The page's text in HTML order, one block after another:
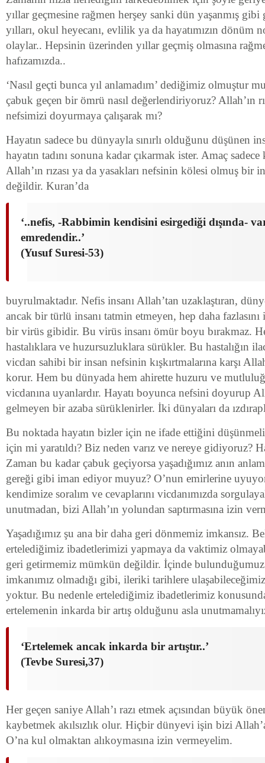
yıllar geçmesine rağmen herşey sanki dün yaşanmış
yılları, okul heyecanı, evlilik ya da hayatımızın dönüm
olaylar.. Hepsinin üzerinden yıllar geçmiş olmasına
hafızamızda..
‘Nasıl geçti bunca yıl anlamadım’ dediğimiz olmuştur
çabuk geçen bir ömrü nasıl değerlendiriyoruz? Allah’ın
nefsimizi doyurmaya çalışarak mı?
Hayatın sadece bu dünyayla sınırlı olduğunu düşünen
hayatın tadını sonuna kadar çıkarmak ister. Amaç
Allah’ın rızası ya da yasakları nefsinin kölesi olmuş bir
değildir. Kuran’da
‘..nefis, -Rabbimin kendisini esirgediği dışında-
emredendir..’
(Yusuf Suresi-53)
buyrulmaktadır. Nefis insanı Allah’tan uzaklaştıran,
ancak bir türlü insanı tatmin etmeyen, hep daha fazlasını
bir virüs gibidir. Bu virüs insanı ömür boyu bırakmaz.
hastalıklara ve huzursuzluklara sürükler. Bu hastalığın
vicdan sahibi bir insan nefsinin kışkırtmalarına karşı
korur. Hem bu dünyada hem ahirette huzuru ve
vicdanına uyanlardır. Hayatı boyunca nefsini doyurup
gelmeyen bir azaba sürüklenirler. İki dünyaları da
Bu noktada hayatın bizler için ne ifade ettiğini
için mi yaratıldı? Biz neden varız ve nereye gidiyoruz?
Zaman bu kadar çabuk geçiyorsa yaşadığımız anın
gereği gibi iman ediyor muyuz? O’nun emirlerine
kendimize soralım ve cevaplarını vicdanımızda
unutmadan, bizi Allah’ın yolundan saptırmasına izin
Yaşadığımız şu ana bir daha geri dönmemiz imkansız.
ertelediğimiz ibadetlerimizi yapmaya da vaktimiz
geri getirmemiz mümkün değildir. İçinde
imkanımız olmadığı gibi, ileriki tarihlere
yoktur. Bu nedenle ertelediğimiz ibadetlerimiz
ertelemenin inkarda bir artış olduğunu asla
‘Ertelemek ancak inkarda bir artıştır..’
(Tevbe Suresi,37)
Her geçen saniye Allah’ı razı etmek açısından büyük
kaybetmek akılsızlık olur. Hiçbir dünyevi işin bizi
O’na kul olmaktan alıkoymasına izin vermeyelim.